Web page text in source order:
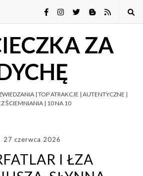
ZA
| TOP ATRAKCJE | AUTENTYCZNE |
ŚCIEMNIANIA | 10 NA 10
27 czerwca 2026
I ŁZA